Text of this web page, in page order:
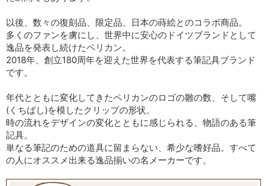
以後、数々の復刻品、限定品、日本の蒔絵とのコラボ商品。
多くのファンを虜にし、世界中に安心のドイツブランドとして
逸品を発表し続けたペリカン。
2018年、創立180周年を迎えた世界を代表する筆記具ブランド
です。
年代とともに変化してきたペリカンのロゴの雛の数、そして嘴
(くちばし)を模したクリップの形状。
時の流れをデザインの変化とともに感じられる、物語のある筆
記具。
単なる筆記のための道具に留まらない、希少な嗜好品。すべて
の人にオススメ出来る逸品揃いの名メーカーです。